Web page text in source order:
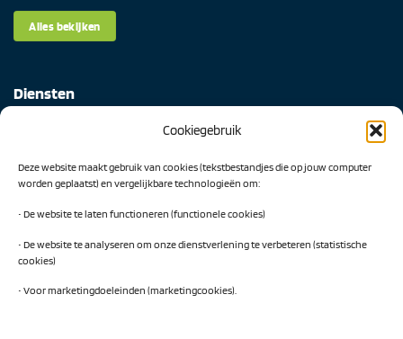
Cookiegebruik
Deze website maakt gebruik van cookies (tekstbestandjes die op jouw computer
worden geplaatst) en vergelijkbare technologieën om:
• De website te laten functioneren (functionele cookies)
• De website te analyseren om onze dienstverlening te verbeteren (statistische
cookies)
• Voor marketingdoeleinden (marketingcookies).
Alles bekijken
Diensten
AI Readiness Scan
Traineeship SN Data & AI
Projecten